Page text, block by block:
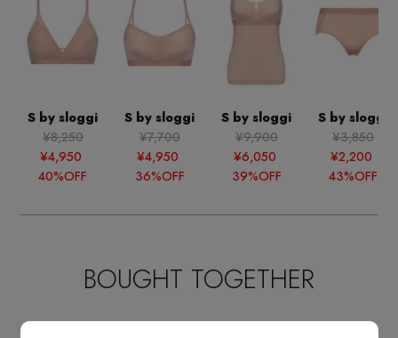
S by sloggi
¥8,250
¥4,950
40%OFF
S by sloggi
¥7,700
¥4,950
36%OFF
S by sloggi
¥9,900
¥6,050
39%OFF
S by sloggi
¥3,850
¥2,200
43%OFF
BOUGHT TOGETHER